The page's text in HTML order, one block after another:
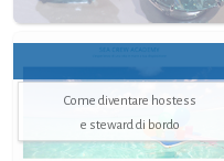
Come diventare hostess
e steward di bordo